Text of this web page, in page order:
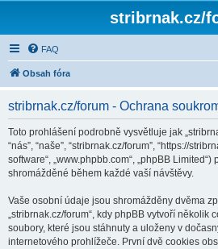
stribrnak.cz/
FAQ
Obsah fóra
stribrnak.cz/forum - Ochrana
Toto prohlášení podrobně vysvětluje jak
“nás”, “naše”, “stribrnak.cz/forum”, “https://
software“, „www.phpbb.com“, „phpBB
shromážděné během každé vaší návštěvy.
Vaše osobní údaje jsou shromážděny dvěma
„stribrnak.cz/forum“, kdy phpBB vytvoří několik
soubory, které jsou stáhnuty a uloženy v
internetového prohlížeče. První dvě cookies